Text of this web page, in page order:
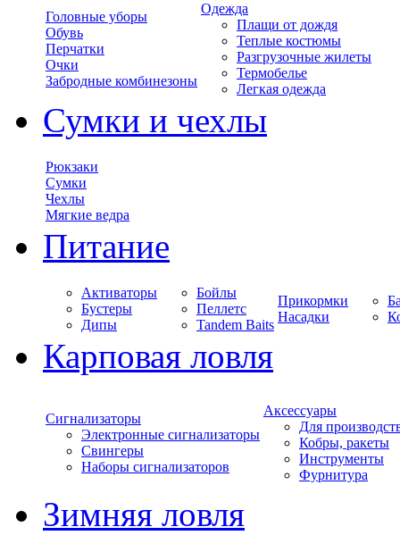
Головные уборы
Обувь
Перчатки
Очки
Забродные комбинезоны
Одежда
Плащи от дождя
Теплые костюмы
Разгрузочные жилеты
Термобелье
Легкая одежда
Сумки и чехлы
Рюкзаки
Сумки
Чехлы
Мягкие ведра
Питание
Активаторы
Бустеры
Дипы
Бойлы
Пеллетс
Tandem Baits
Прикормки
Насадки
Карповая ловля
Сигнализаторы
Электронные сигнализаторы
Свингеры
Наборы сигнализаторов
Аксессуары
Для
Кобры, ракеты
Инструменты
Фурнитура
Зимняя ловля